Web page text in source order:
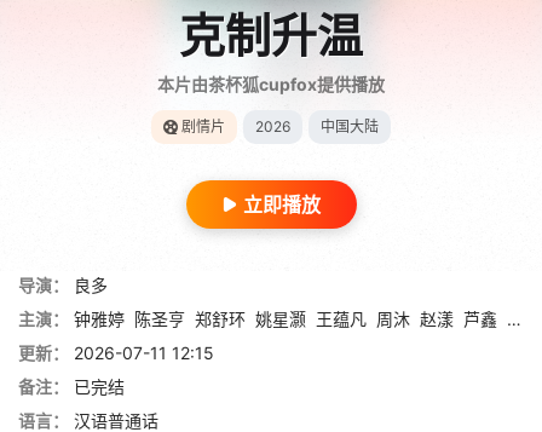
克制升温
本片由茶杯狐cupfox提供播放
剧情片 2026 中国大陆
立即播放
导演：
良多
主演：
钟雅婷 陈圣亨 郑舒环 姚星灏 王蕴凡 周沐 赵漾 芦鑫 丁
更新：
2026-07-11 12:15
备注：
已完结
语言：
汉语普通话